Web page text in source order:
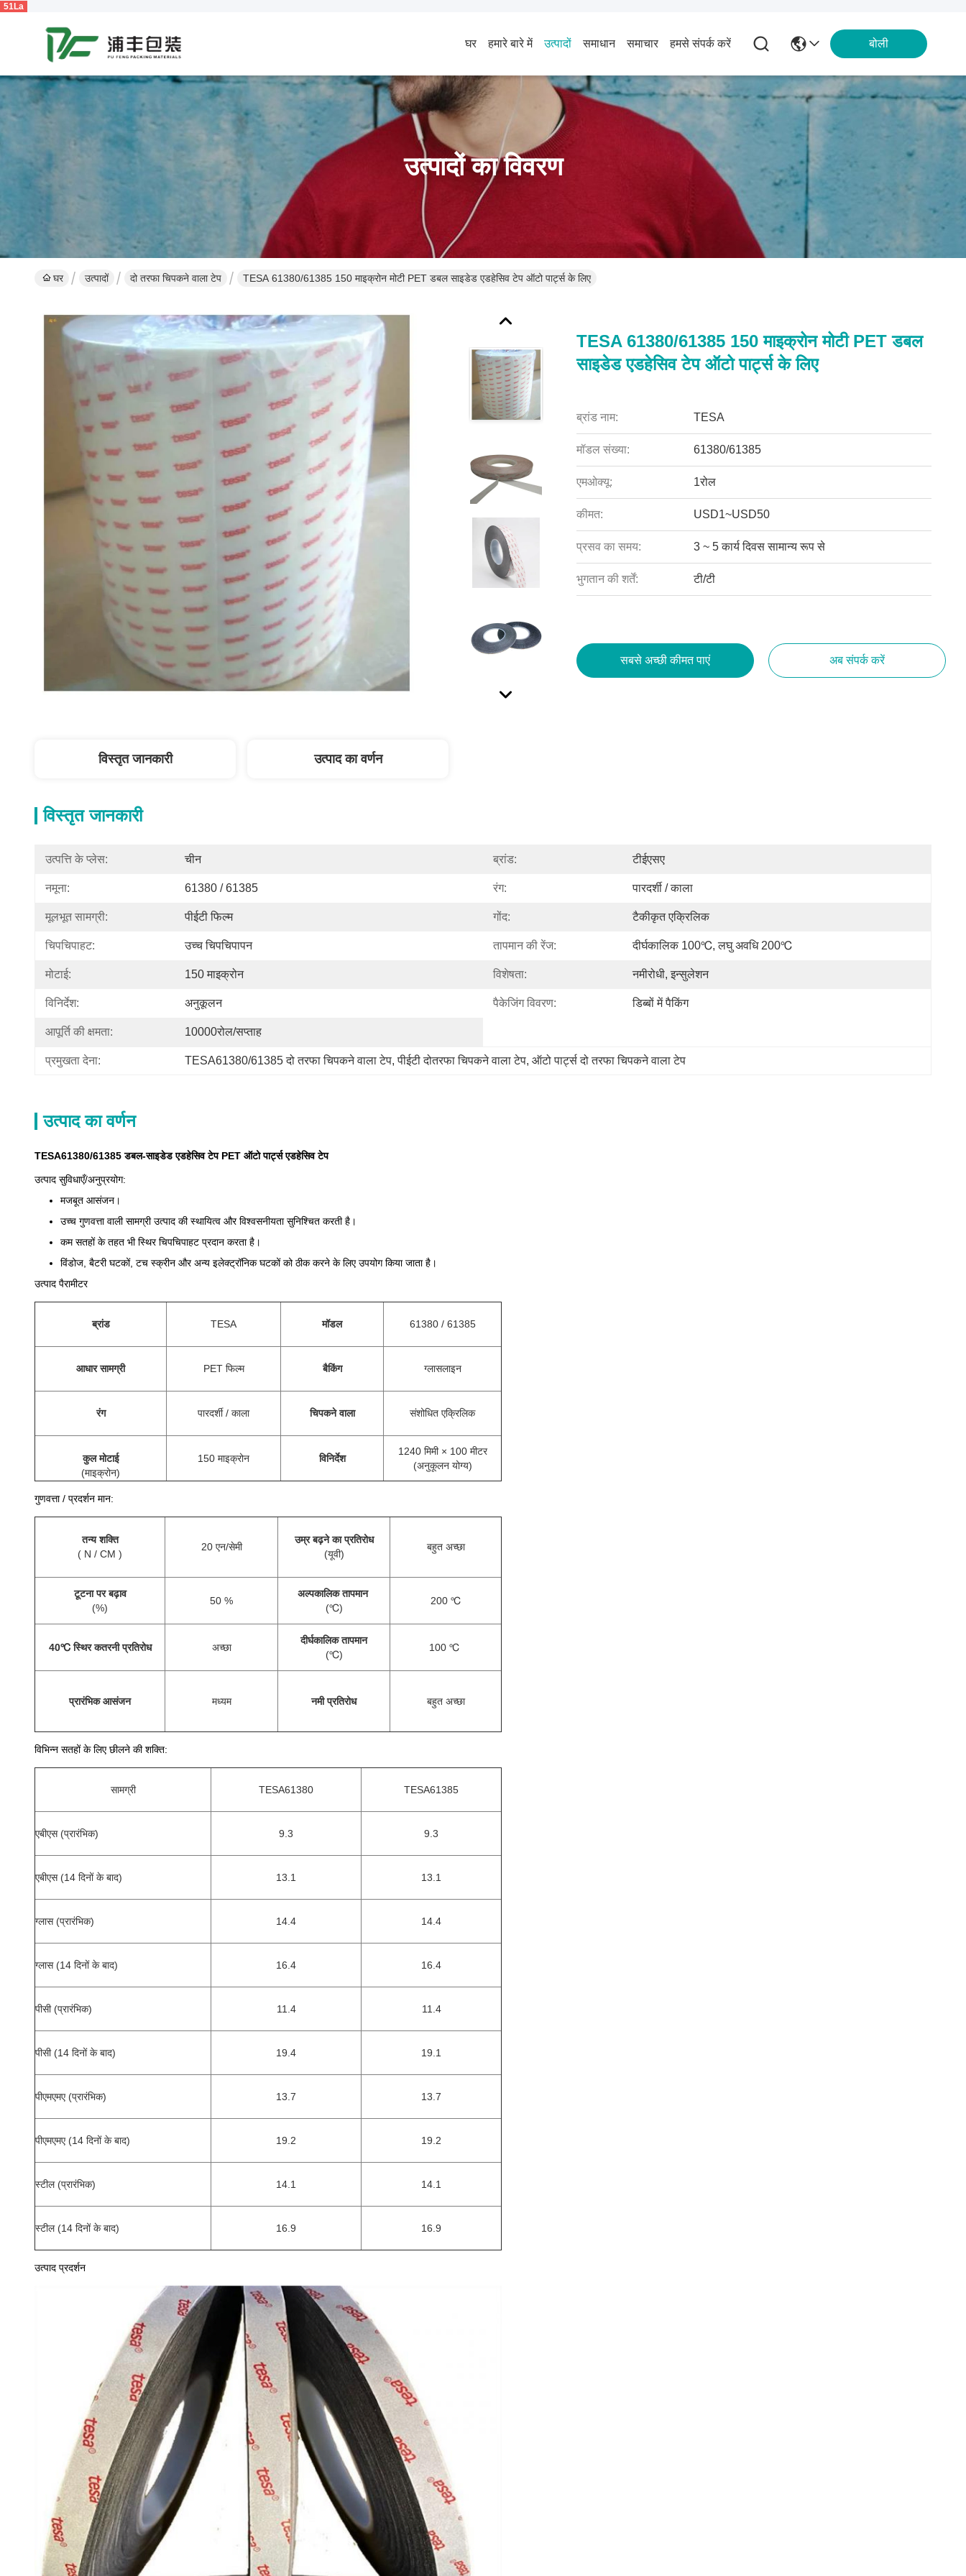
51La
घर हमारे बारे में उत्पादों समाधान समाचार हमसे संपर्क करें बोली
उत्पादों का विवरण
घर उत्पादों दो तरफा चिपकने वाला टेप TESA 61380/61385 150 माइक्रोन मोटी PET डबल साइडेड एडहेसिव टेप ऑटो पार्ट्स के लिए
TESA 61380/61385 150 माइक्रोन मोटी PET डबल
साइडेड एडहेसिव टेप ऑटो पार्ट्स के लिए
ब्रांड नाम: TESA
मॉडल संख्या: 61380/61385
एमओक्यू: 1रोल
कीमत: USD1~USD50
प्रसव का समय: 3 ~ 5 कार्य दिवस सामान्य रूप से
भुगतान की शर्तें: टी/टी
सबसे अच्छी कीमत पाएं अब संपर्क करें
विस्तृत जानकारी उत्पाद का वर्णन
विस्तृत जानकारी
उत्पत्ति के प्लेस: चीन ब्रांड: टीईएसए
नमूना: 61380 / 61385 रंग: पारदर्शी / काला
मूलभूत सामग्री: पीईटी फिल्म गोंद: टैकीकृत एक्रिलिक
चिपचिपाहट: उच्च चिपचिपापन तापमान की रेंज: दीर्घकालिक 100℃, लघु अवधि 200℃
मोटाई: 150 माइक्रोन विशेषता: नमीरोधी, इन्सुलेशन
विनिर्देश: अनुकूलन पैकेजिंग विवरण: डिब्बों में पैकिंग
आपूर्ति की क्षमता: 10000रोल/सप्ताह
प्रमुखता देना: TESA61380/61385 दो तरफा चिपकने वाला टेप, पीईटी दोतरफा चिपकने वाला टेप, ऑटो पार्ट्स दो तरफा चिपकने वाला टेप
उत्पाद का वर्णन
TESA61380/61385 डबल-साइडेड एडहेसिव टेप PET ऑटो पार्ट्स एडहेसिव टेप
उत्पाद सुविधाएँ/अनुप्रयोग:
मजबूत आसंजन।
उच्च गुणवत्ता वाली सामग्री उत्पाद की स्थायित्व और विश्वसनीयता सुनिश्चित करती है।
कम सतहों के तहत भी स्थिर चिपचिपाहट प्रदान करता है।
विंडोज, बैटरी घटकों, टच स्क्रीन और अन्य इलेक्ट्रॉनिक घटकों को ठीक करने के लिए उपयोग किया जाता है।
उत्पाद पैरामीटर
ब्रांड TESA मॉडल 61380 / 61385
आधार सामग्री PET फिल्म बैकिंग ग्लासलाइन
रंग पारदर्शी / काला चिपकने वाला संशोधित एक्रिलिक
कुल मोटाई
(माइक्रोन)
150 माइक्रोन विनिर्देश
1240 मिमी × 100 मीटर
(अनुकूलन योग्य)
गुणवत्ता / प्रदर्शन मान:
तन्य शक्ति
( N / CM )
20 एन/सेमी
उम्र बढ़ने का प्रतिरोध
(यूवी)
बहुत अच्छा
टूटना पर बढ़ाव
(%)
50 %
अल्पकालिक तापमान
(℃)
200 ℃
40℃ स्थिर कतरनी प्रतिरोध अच्छा
दीर्घकालिक तापमान
(℃)
100 ℃
प्रारंभिक आसंजन मध्यम नमी प्रतिरोध बहुत अच्छा
विभिन्न सतहों के लिए छीलने की शक्ति:
सामग्री TESA61380 TESA61385
एबीएस (प्रारंभिक) 9.3 9.3
एबीएस (14 दिनों के बाद) 13.1 13.1
ग्लास (प्रारंभिक) 14.4 14.4
ग्लास (14 दिनों के बाद) 16.4 16.4
पीसी (प्रारंभिक) 11.4 11.4
पीसी (14 दिनों के बाद) 19.4 19.1
पीएमएमए (प्रारंभिक) 13.7 13.7
पीएमएमए (14 दिनों के बाद) 19.2 19.2
स्टील (प्रारंभिक) 14.1 14.1
स्टील (14 दिनों के बाद) 16.9 16.9
उत्पाद प्रदर्शन